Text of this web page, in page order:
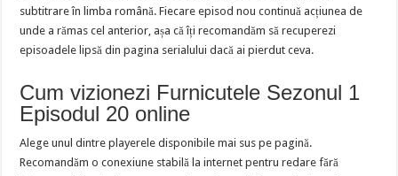
subtitrare în limba română. Fiecare episod nou continuă acțiunea de
unde a rămas cel anterior, așa că îți recomandăm să recuperezi
episoadele lipsă din pagina serialului dacă ai pierdut ceva.
Cum vizionezi Furnicutele Sezonul 1
Episodul 20 online
Alege unul dintre playerele disponibile mai sus pe pagină.
Recomandăm o conexiune stabilă la internet pentru redare fără